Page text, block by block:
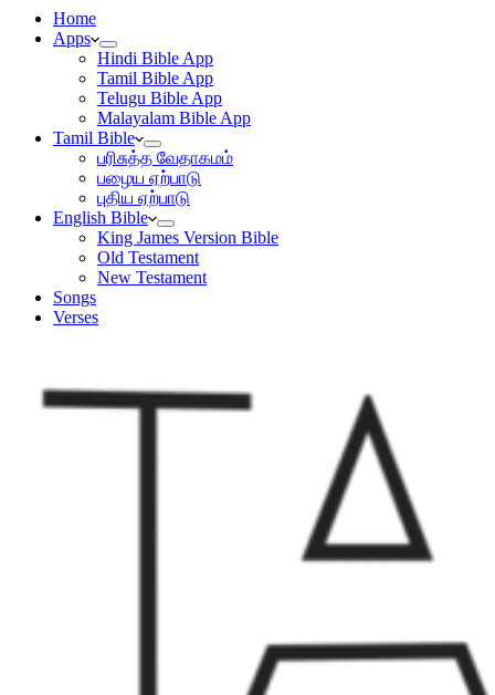
Home
Apps
Hindi Bible App
Tamil Bible App
Telugu Bible App
Malayalam Bible App
Tamil Bible
பரிசுத்த வேதாகமம்
பழைய ஏற்பாடு
புதிய ஏற்பாடு
English Bible
King James Version Bible
Old Testament
New Testament
Songs
Verses